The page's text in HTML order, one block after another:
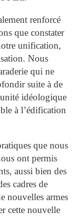
renforcé
que constater
unification,
Nous
qui ne
suite à de
idéologique
à l’édification
que nous
ont permis
aussi bien des
cadres de
nouvelles armes
cette nouvelle